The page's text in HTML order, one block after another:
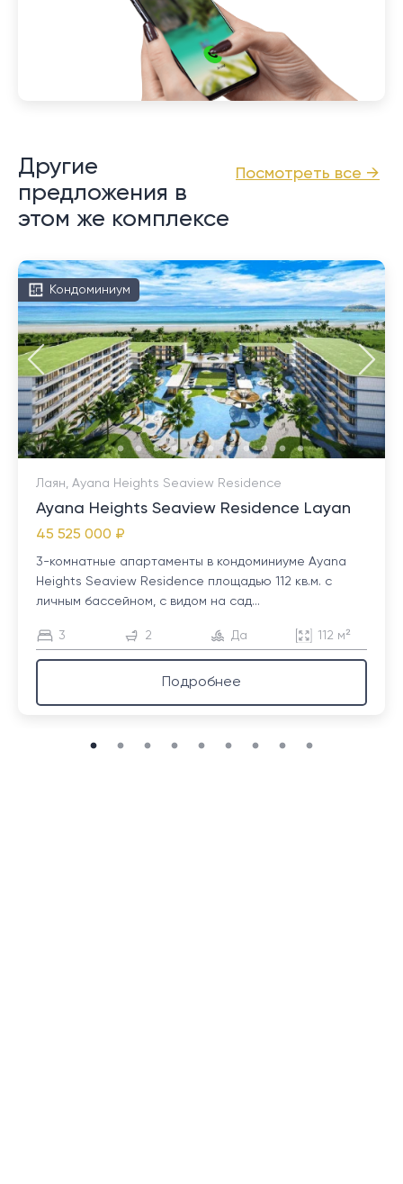
Посмотреть все →
Другие
предложения в
этом же комплексе
Кондоминиум
Лаян, Ayana Heights Seaview Residence
Ayana Heights Seaview Residence Layan
45 525 000 ₽
3-комнатные апартаменты в кондоминиуме Ayana
Heights Seaview Residence площадью 112 кв.м. с
личным бассейном, с видом на сад...
3 2 Да 112 м²
Подробнее